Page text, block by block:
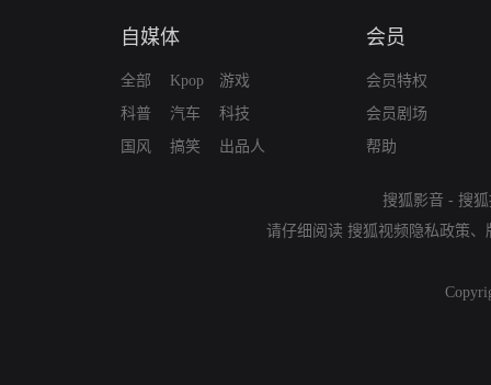
自媒体
全部
科普
国风
Kpop
汽车
搞笑
游戏
科技
出品人
会员
会员特权
会员剧场
帮助
搜狐影音 - 搜
请仔细阅读 搜狐视频隐私政策、